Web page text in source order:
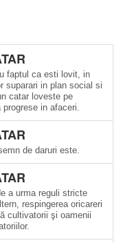
faptul ca esti lovit, in
suparari in plan social si
catar loveste pe
in afaceri.
de daruri este.
a urma reguli stricte
respingerea oricareri
cultivatorii şi oamenii